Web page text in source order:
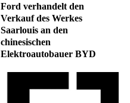
Ford verhandelt den
Verkauf des Werkes
Saarlouis an den
chinesischen
Elektroautobauer BYD